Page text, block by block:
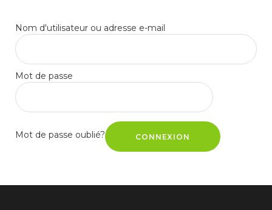
Nom d'utilisateur ou adresse e-mail
Mot de passe
Mot de passe oublié?